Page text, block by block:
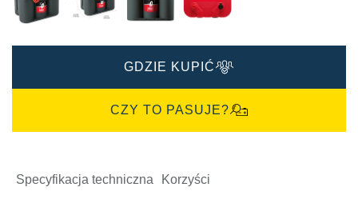
GDZIE KUPIĆ
CZY TO PASUJE?
Specyfikacja techniczna Korzyści